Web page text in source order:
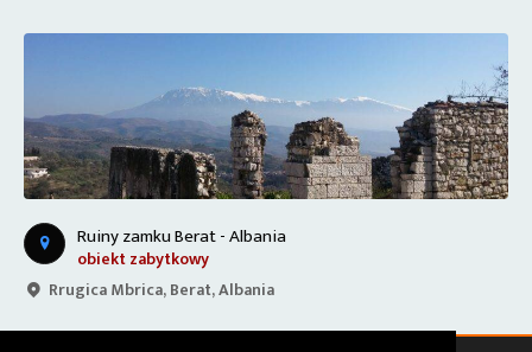
Ruiny zamku Berat - Albania
obiekt zabytkowy
Rrugica Mbrica, Berat, Albania